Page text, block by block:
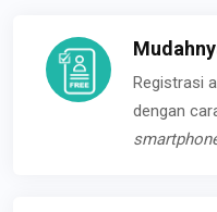
Registrasi
dengan